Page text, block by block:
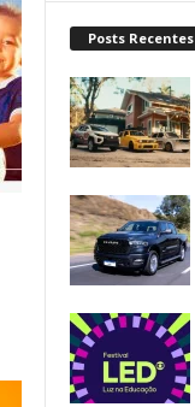
Posts Recentes